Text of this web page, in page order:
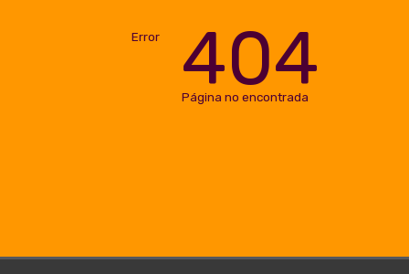
Error 404
Página no encontrada